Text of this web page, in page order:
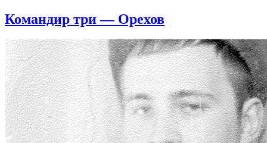
Командир три — Орехов